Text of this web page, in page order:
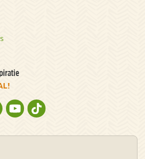
OP FACEBOOKOP INSTAGRAM
OP PINTEREST
NATURESCANNER OP YOUTUBE
NATURESCANNER OP TIKTOK